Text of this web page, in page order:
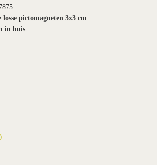
losse pictomagneten 3x3 cm
in huis